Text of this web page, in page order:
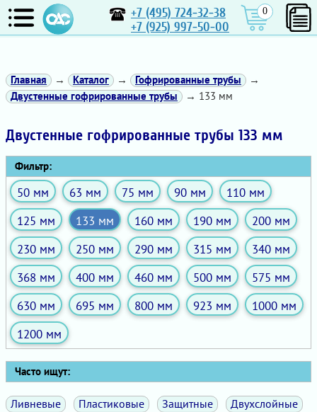
+7 (495) 724-32-38
+7 (925) 997-50-00
0
Главная → Каталог → Гофрированные трубы
→
Двустенные гофрированные трубы
→ 133 мм
Двустенные гофрированные трубы 133 мм
Фильтр:
50 мм 63 мм 75 мм 90 мм
110 мм
125 мм
133 мм 160 мм 190 мм
200 мм
230 мм
250 мм 290 мм 315 мм
340 мм
368 мм
400 мм 460 мм 500 мм
575 мм
630 мм
695 мм 800 мм 923 мм
1000 мм
1200 мм
Часто ищут:
Ливневые Пластиковые Защитные
Двухслойные